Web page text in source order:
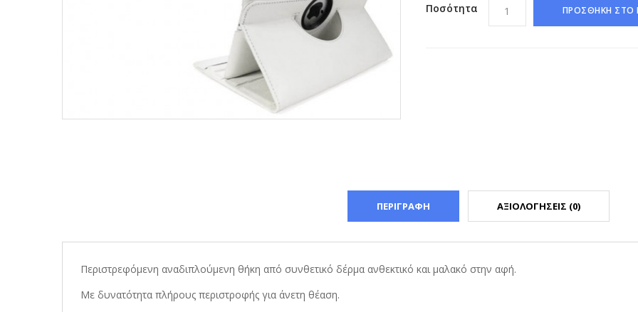
Ποσότητα ΠΡΟΣΘΗΚΗ ΣΤΟ
ΠΕΡΙΓΡΑΦΗ ΑΞΙΟΛΟΓΗΣΕΙΣ (0)
Περιστρεφόμενη αναδιπλούμενη θήκη από συνθετικό δέρμα ανθεκτικό και μαλακό στην αφή.
Με δυνατότητα πλήρους περιστροφής για άνετη θέαση.